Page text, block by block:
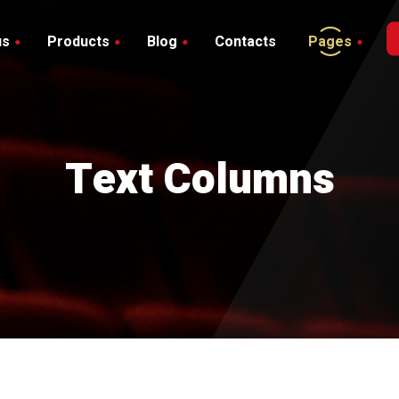
Products Blog
Blog without Sidebar
Contacts Pages
Text Columns